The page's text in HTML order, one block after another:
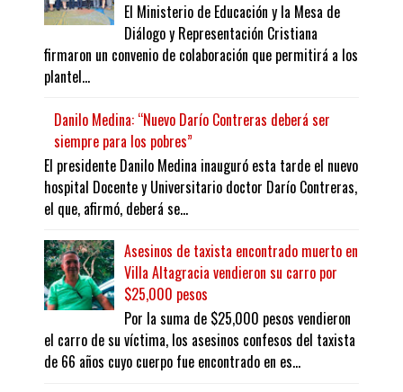
El Ministerio de Educación y la Mesa de
Diálogo y Representación Cristiana
firmaron un convenio de colaboración que permitirá a los
plantel...
Danilo Medina: “Nuevo Darío Contreras deberá ser
siempre para los pobres”
El presidente Danilo Medina inauguró esta tarde el nuevo
hospital Docente y Universitario doctor Darío Contreras,
el que, afirmó, deberá se...
Asesinos de taxista encontrado muerto en
Villa Altagracia vendieron su carro por
$25,000 pesos
Por la suma de $25,000 pesos vendieron
el carro de su víctima, los asesinos confesos del taxista
de 66 años cuyo cuerpo fue encontrado en es...